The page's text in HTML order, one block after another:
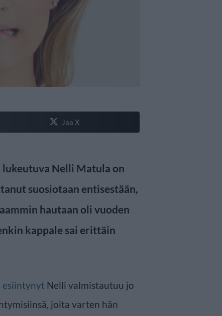
Jaa X
Nelli Matula on
suosiotaan entisestään,
hautaan oli vuoden
kappale sai erittäin
esiintynyt Nelli valmistautuu jo
joita varten hän